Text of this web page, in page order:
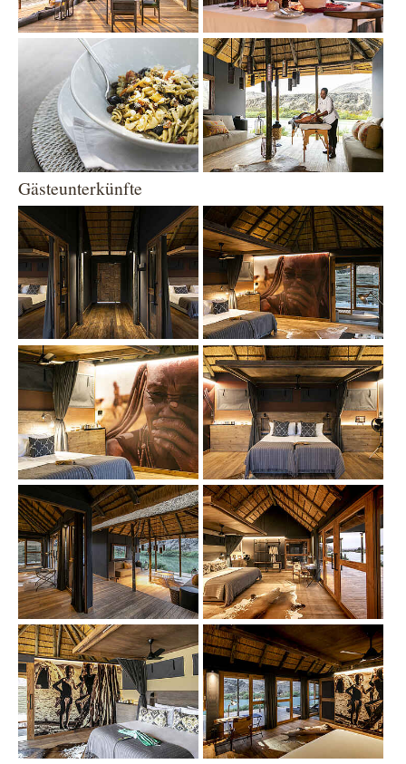
Show larger version Show larger version
Gästeunterkünfte
Show larger version Show larger version
Show larger version Show larger version
Show larger version Show larger version
Show larger version Show larger version